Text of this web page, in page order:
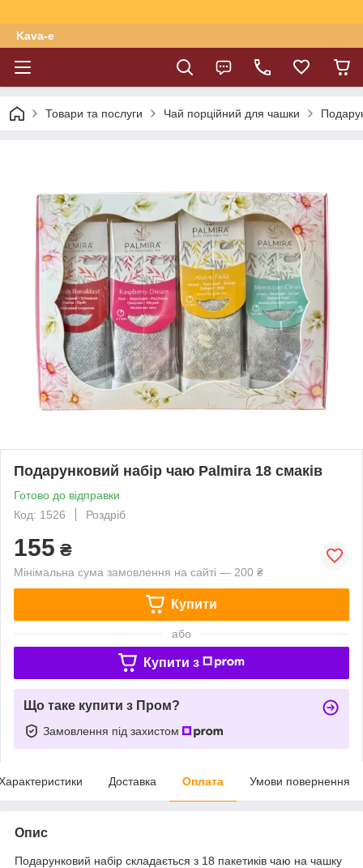
Kava-e
Товари та послуги Чай порційний для чашки
Подарунковий набір чаю Palmira 18 смаків
Готово до відправки
Код: 1526
Роздріб
155 ₴
Мінімальна сума замовлення на сайті — 200 ₴
Купити
або
Купити з
Що таке купити з Пром?
Замовлення під захистом
Доставка Оплата Умови повернення
Опис
Подарунковий набір складається з 18 пакетиків чаю на чашку